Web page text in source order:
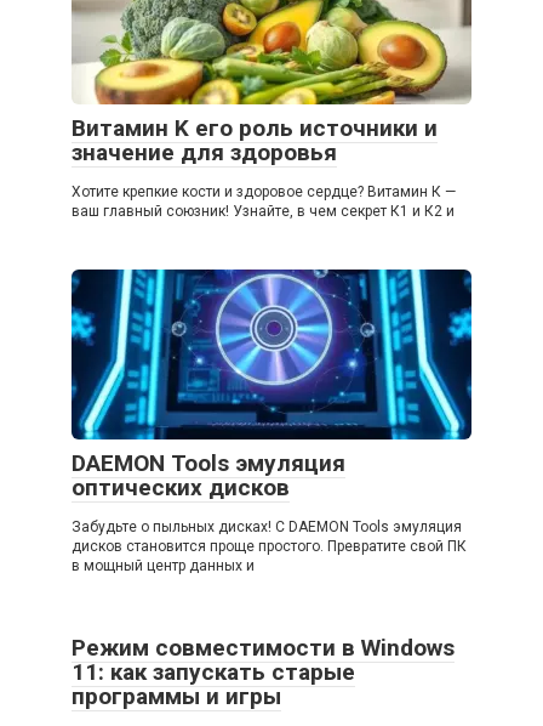
Витамин K его роль источники и
значение для здоровья
Хотите крепкие кости и здоровое сердце? Витамин К —
ваш главный союзник! Узнайте, в чем секрет К1 и К2 и
DAEMON Tools эмуляция
оптических дисков
Забудьте о пыльных дисках! С DAEMON Tools эмуляция
дисков становится проще простого. Превратите свой ПК
в мощный центр данных и
Режим совместимости в Windows
11: как запускать старые
программы и игры